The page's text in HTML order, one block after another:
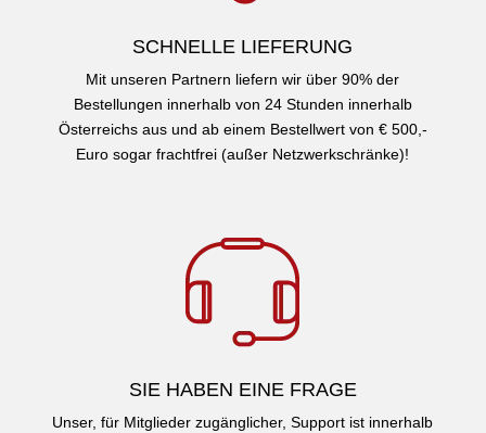
SCHNELLE LIEFERUNG
Mit unseren Partnern liefern wir über 90% der
Bestellungen innerhalb von 24 Stunden innerhalb
Österreichs aus und ab einem Bestellwert von € 500,-
Euro sogar frachtfrei (außer Netzwerkschränke)!
SIE HABEN EINE FRAGE
Unser, für Mitglieder zugänglicher, Support ist innerhalb